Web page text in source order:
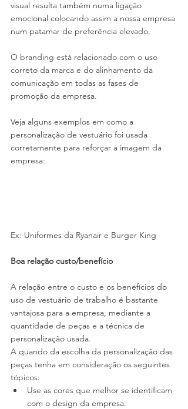
visual resulta também numa ligação
emocional colocando assim a nossa empresa
num patamar de preferência elevado.
O branding está relacionado com o uso
correto da marca e do alinhamento da
comunicação em todas as fases de
promoção da empresa.
Veja alguns exemplos em como a
personalização de vestuário foi usada
corretamente para reforçar a imagem da
empresa:
Ex: Uniformes da Ryanair e Burger King
Boa relação custo/benefício
A relação entre o custo e os benefícios do
uso de vestuário de trabalho é bastante
vantajosa para a empresa, mediante a
quantidade de peças e a técnica de
personalização usada.
A quando da escolha da personalização das
peças tenha em consideração os seguintes
tópicos:
Use as cores que melhor se identificam
com o design da empresa.